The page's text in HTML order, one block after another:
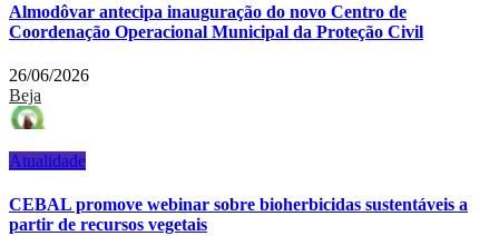
Almodôvar antecipa inauguração do novo Centro de
Coordenação Operacional Municipal da Proteção Civil
26/06/2026
Beja
Atualidade
CEBAL promove webinar sobre bioherbicidas sustentáveis a
partir de recursos vegetais